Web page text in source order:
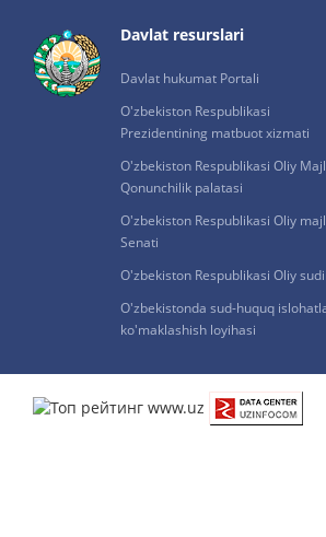
Davlat resurslari
Davlat hukumat Portali
O'zbekiston Respublikasi
Prezidentining matbuot xizmati
O'zbekiston Respublikasi Oliy
Qonunchilik palatasi
O'zbekiston Respublikasi Oliy
Senati
O'zbekiston Respublikasi Oliy sudi
O'zbekistonda sud-huquq
ko'maklashish loyihasi